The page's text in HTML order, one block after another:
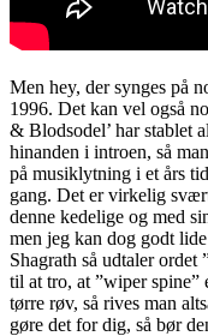
Men hey, der synges på
1996. Det kan vel også
& Blodsodel’ har stablet
hinanden i introen, så
på musiklytning i et års
gang. Det er virkelig
denne kedelige og med
men jeg kan dog godt
Shagrath så udtaler ordet
til at tro, at ”wiper
tørre røv, så rives man
gøre det for dig, så bør